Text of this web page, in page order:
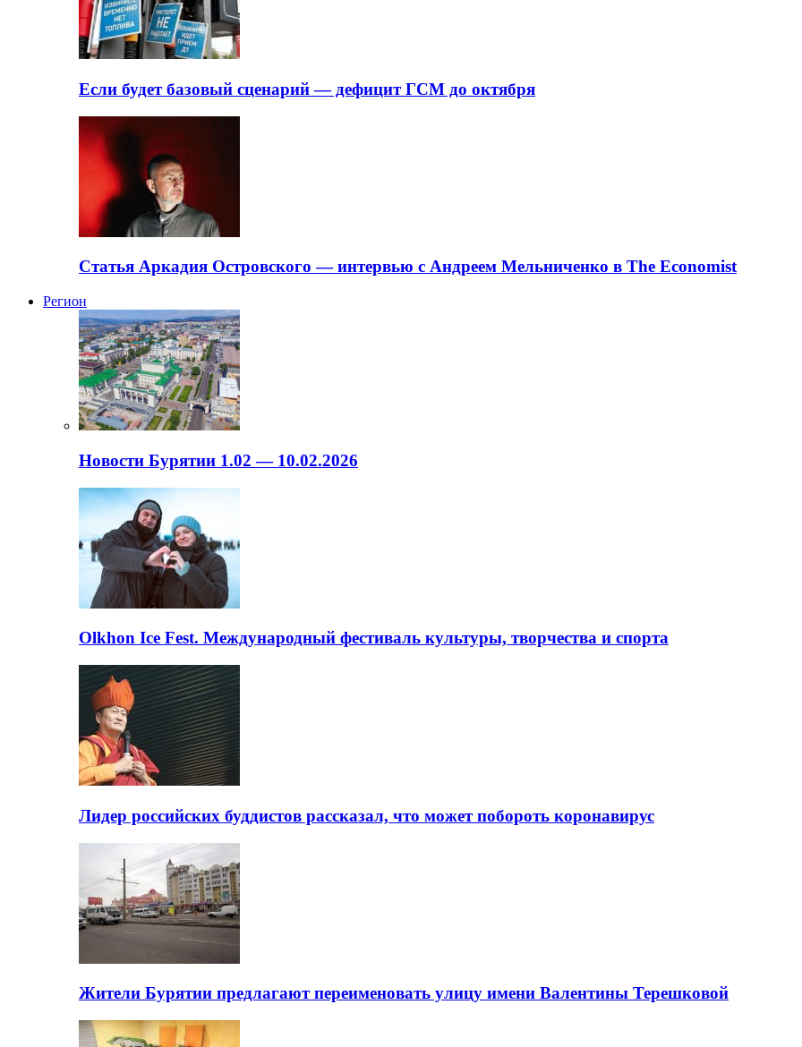
Если будет базовый сценарий — дефицит ГСМ до октября
Статья Аркадия Островского — интервью с Андреем Мельниченко в The Economist
Регион
Новости Бурятии 1.02 — 10.02.2026
Olkhon Ice Fest. Международный фестиваль культуры, творчества и спорта
Лидер российских буддистов рассказал, что может побороть коронавирус
Жители Бурятии предлагают переименовать улицу имени Валентины Терешковой